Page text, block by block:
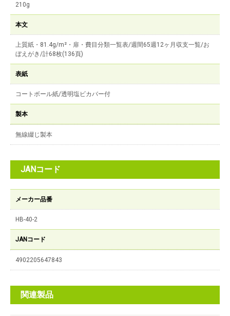
210g
本文
上質紙・81.4g/m²・扉・費目分類一覧表/週間65週12ヶ月収支一覧/お
ぼえがき/計68枚(136頁)
表紙
コートボール紙/透明塩ビカバー付
製本
無線綴じ製本
JANコード
メーカー品番
HB-40-2
JANコード
4902205647843
関連製品